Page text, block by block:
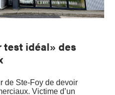
test idéal» des
de Ste-Foy de devoir
Victime d’un